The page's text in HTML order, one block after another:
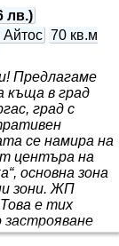
лв.)
70 кв.м
Предлагаме
къща в град
град с
се намира на
центъра на
основна зона
зони. ЖП
е тих
от хол,